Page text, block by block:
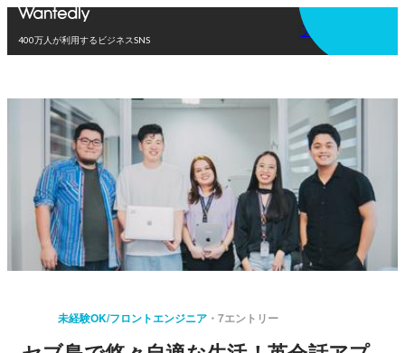
400万人が利用するビジネスSNS
アプリを使う
未経験OK/フロントエンジニア 7エントリー